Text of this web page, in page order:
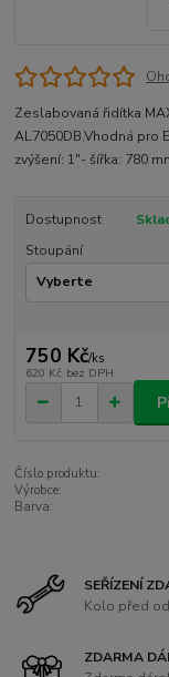
Zeslabovaná řidítka
AL7050DB.Vhodná pro
zvýšení: 1"- šířka: 780
Dostupnost
Stoupání
750 Kč/ks
620 Kč bez DPH
Číslo produktu:
Výrobce:
Barva:
SEŘÍZENÍ
Kolo před
ZDARMA